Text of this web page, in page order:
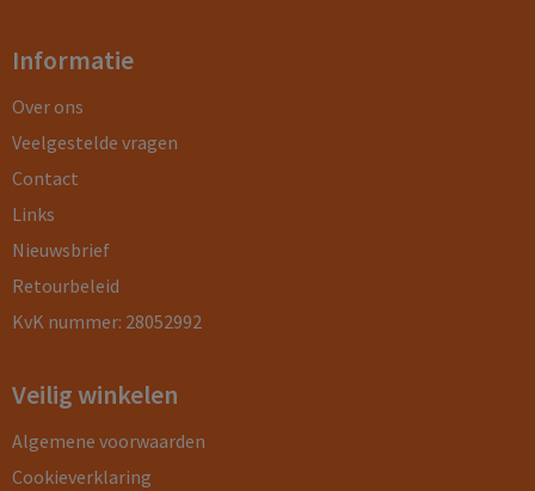
Informatie
Over ons
Veelgestelde vragen
Contact
Links
Nieuwsbrief
Retourbeleid
KvK nummer: 28052992
Veilig winkelen
Algemene voorwaarden
Cookieverklaring